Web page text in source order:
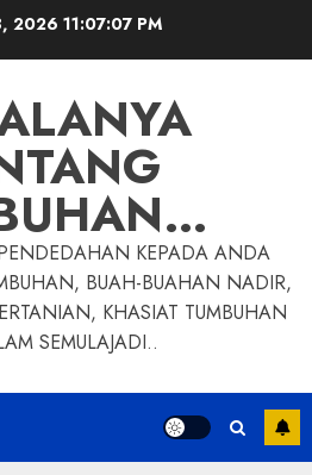
2026 11:07:08 PM
KEPADA ANDA
BUAH-BUAHAN NADIR,
KHASIAT TUMBUHAN
SEMULAJADI..